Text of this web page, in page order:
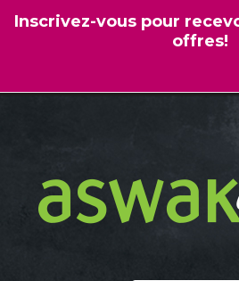
Inscrivez-vous pour
offres!